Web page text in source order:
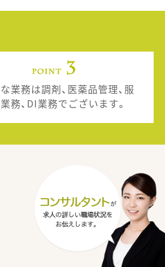
業務は調剤、医薬品管理、服
務、DI業務でございます。